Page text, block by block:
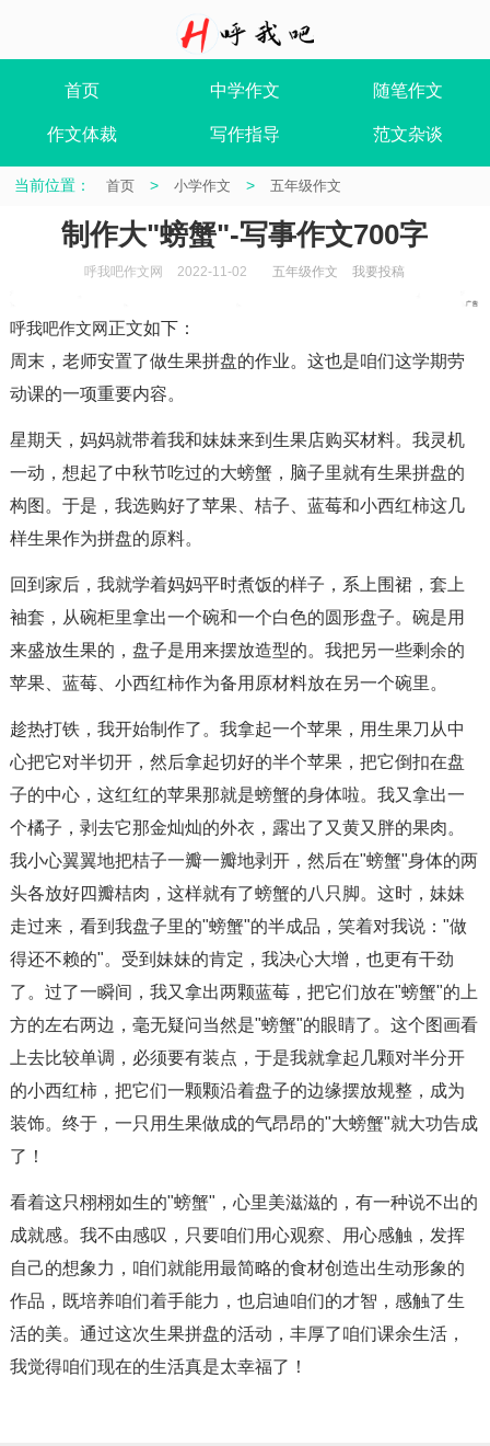
首页 中学作文 随笔作文
作文体裁 写作指导 范文杂谈
当前位置： 首页 > 小学作文 > 五年级作文
制作大"螃蟹"-写事作文700字
呼我吧作文网 2022-11-02 五年级作文 我要投稿
呼我吧作文网正文如下：
周末，老师安置了做生果拼盘的作业。这也是咱们这学期劳
动课的一项重要内容。
星期天，妈妈就带着我和妹妹来到生果店购买材料。我灵机
一动，想起了中秋节吃过的大螃蟹，脑子里就有生果拼盘的
构图。于是，我选购好了苹果、桔子、蓝莓和小西红柿这几
样生果作为拼盘的原料。
回到家后，我就学着妈妈平时煮饭的样子，系上围裙，套上
袖套，从碗柜里拿出一个碗和一个白色的圆形盘子。碗是用
来盛放生果的，盘子是用来摆放造型的。我把另一些剩余的
苹果、蓝莓、小西红柿作为备用原材料放在另一个碗里。
趁热打铁，我开始制作了。我拿起一个苹果，用生果刀从中
心把它对半切开，然后拿起切好的半个苹果，把它倒扣在盘
子的中心，这红红的苹果那就是螃蟹的身体啦。我又拿出一
个橘子，剥去它那金灿灿的外衣，露出了又黄又胖的果肉。
我小心翼翼地把桔子一瓣一瓣地剥开，然后在"螃蟹"身体的两
头各放好四瓣桔肉，这样就有了螃蟹的八只脚。这时，妹妹
走过来，看到我盘子里的"螃蟹"的半成品，笑着对我说："做
得还不赖的"。受到妹妹的肯定，我决心大增，也更有干劲
了。过了一瞬间，我又拿出两颗蓝莓，把它们放在"螃蟹"的上
方的左右两边，毫无疑问当然是"螃蟹"的眼睛了。这个图画看
上去比较单调，必须要有装点，于是我就拿起几颗对半分开
的小西红柿，把它们一颗颗沿着盘子的边缘摆放规整，成为
装饰。终于，一只用生果做成的气昂昂的"大螃蟹"就大功告成
了！
看着这只栩栩如生的"螃蟹"，心里美滋滋的，有一种说不出的
成就感。我不由感叹，只要咱们用心观察、用心感触，发挥
自己的想象力，咱们就能用最简略的食材创造出生动形象的
作品，既培养咱们着手能力，也启迪咱们的才智，感触了生
活的美。通过这次生果拼盘的活动，丰厚了咱们课余生活，
我觉得咱们现在的生活真是太幸福了！